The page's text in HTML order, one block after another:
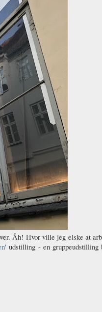
Åh! Hvor ville jeg elske at
udstilling - en gruppeudstilling